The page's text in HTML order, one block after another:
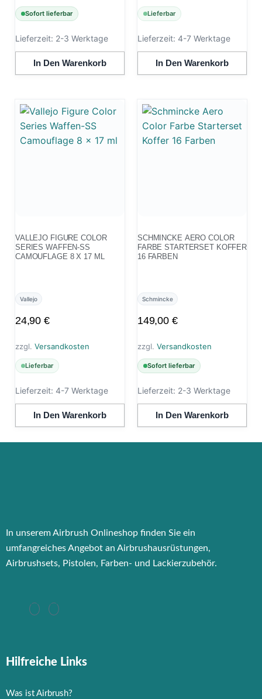
Sofort lieferbar
Lieferzeit: 2-3 Werktage
In Den Warenkorb
Lieferbar
Lieferzeit: 4-7 Werktage
In Den Warenkorb
VALLEJO FIGURE COLOR
SERIES WAFFEN-SS
CAMOUFLAGE 8 X 17 ML
Vallejo
24,90 €
zzgl. Versandkosten
Lieferbar
Lieferzeit: 4-7 Werktage
In Den Warenkorb
SCHMINCKE AERO COLOR
FARBE STARTERSET KOFFER
16 FARBEN
Schmincke
149,00 €
zzgl. Versandkosten
Sofort lieferbar
Lieferzeit: 2-3 Werktage
In Den Warenkorb
In unserem Airbrush Onlineshop finden Sie ein
umfangreiches Angebot an Airbrushausrüstungen,
Airbrushsets, Pistolen, Farben- und Lackierzubehör.
Hilfreiche Links
Was ist Airbrush?